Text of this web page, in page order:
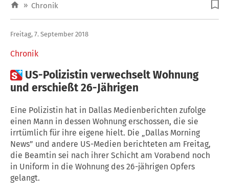
» Chronik
Chronik
Freitag, 7. September 2018
 US-Polizistin verwechselt Wohnung
und erschießt 26-Jährigen
Eine Polizistin hat in Dallas Medienberichten zufolge
einen Mann in dessen Wohnung erschossen, die sie
irrtümlich für ihre eigene hielt. Die „Dallas Morning
News” und andere US-Medien berichteten am Freitag,
die Beamtin sei nach ihrer Schicht am Vorabend noch
in Uniform in die Wohnung des 26-jährigen Opfers
gelangt.